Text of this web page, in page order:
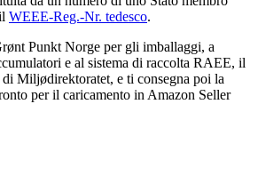
WEEE-Reg.-Nr. tedesco.
Punkt Norge per gli imballaggi, a
e al sistema di raccolta RAEE, il
Miljødirektoratet, e ti consegna poi la
per il caricamento in Amazon Seller